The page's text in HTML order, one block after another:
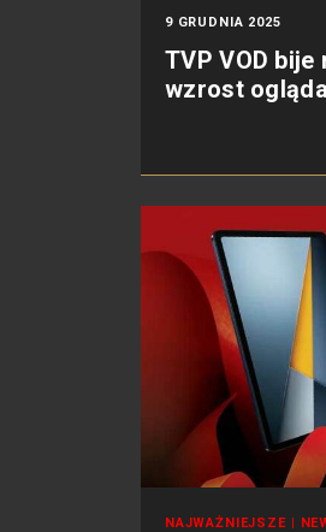
9 GRUDNIA 2025
TVP VOD
wzrost
NAJWAŻNIEJSZE |